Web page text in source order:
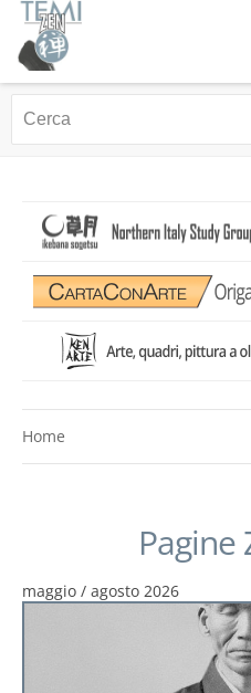
Home
Pagine
maggio / agosto 2026